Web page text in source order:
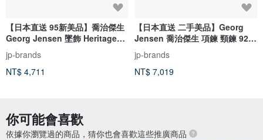
【日本直送 95新美品】喬治傑生
Georg Jensen 墜飾 Heritage
Collection 1999 純銀 925 古董
珍品
jp-brands
NT$ 4,711
【日本直送 二手美品】Georg
Jensen 喬治傑生 項鍊 頸鍊 925
銀 / 皮革 銀色 / 黑色
jp-brands
NT$ 7,019
你可能會喜歡
依據你瀏覽過的商品，猜你也會喜歡這些推廣商品